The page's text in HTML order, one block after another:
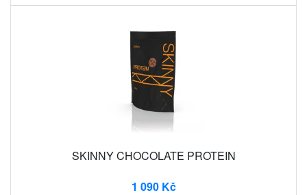
SKINNY CHOCOLATE PROTEIN
1 090 Kč